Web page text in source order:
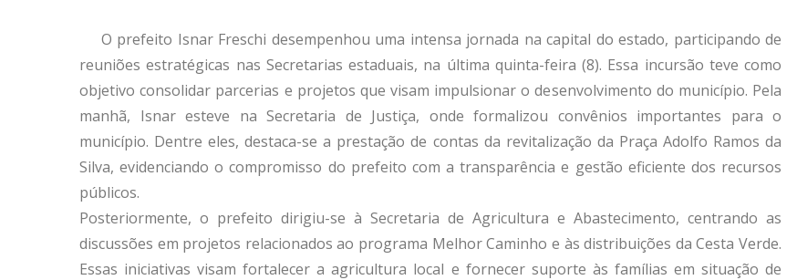
O prefeito Isnar Freschi desempenhou uma intensa jornada na capital do estado, participando de
reuniões estratégicas nas Secretarias estaduais, na última quinta-feira (8). Essa incursão teve como
objetivo consolidar parcerias e projetos que visam impulsionar o desenvolvimento do município. Pela
manhã, Isnar esteve na Secretaria de Justiça, onde formalizou convênios importantes para o
município. Dentre eles, destaca-se a prestação de contas da revitalização da Praça Adolfo Ramos da
Silva, evidenciando o compromisso do prefeito com a transparência e gestão eficiente dos recursos
públicos.
Posteriormente, o prefeito dirigiu-se à Secretaria de Agricultura e Abastecimento, centrando as
discussões em projetos relacionados ao programa Melhor Caminho e às distribuições da Cesta Verde.
Essas iniciativas visam fortalecer a agricultura local e fornecer suporte às famílias em situação de